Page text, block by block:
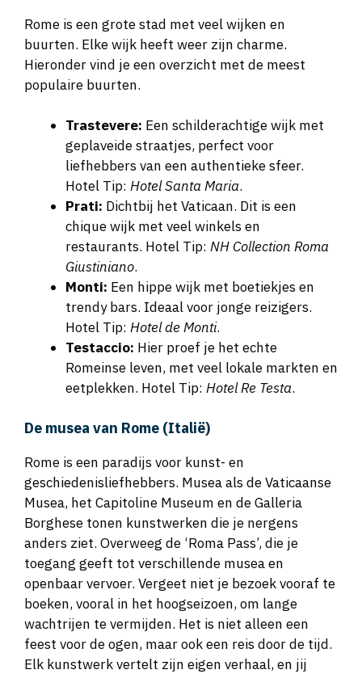
Rome is een grote stad met veel wijken en
buurten. Elke wijk heeft weer zijn charme.
Hieronder vind je een overzicht met de meest
populaire buurten.
Trastevere: Een schilderachtige wijk met
geplaveide straatjes, perfect voor
liefhebbers van een authentieke sfeer.
Hotel Tip: Hotel Santa Maria.
Prati: Dichtbij het Vaticaan. Dit is een
chique wijk met veel winkels en
restaurants. Hotel Tip: NH Collection Roma
Giustiniano.
Monti: Een hippe wijk met boetiekjes en
trendy bars. Ideaal voor jonge reizigers.
Hotel Tip: Hotel de Monti.
Testaccio: Hier proef je het echte
Romeinse leven, met veel lokale markten en
eetplekken. Hotel Tip: Hotel Re Testa.
De musea van Rome (Italië)
Rome is een paradijs voor kunst- en
geschiedenisliefhebbers. Musea als de Vaticaanse
Musea, het Capitoline Museum en de Galleria
Borghese tonen kunstwerken die je nergens
anders ziet. Overweeg de ‘Roma Pass’, die je
toegang geeft tot verschillende musea en
openbaar vervoer. Vergeet niet je bezoek vooraf te
boeken, vooral in het hoogseizoen, om lange
wachtrijen te vermijden. Het is niet alleen een
feest voor de ogen, maar ook een reis door de tijd.
Elk kunstwerk vertelt zijn eigen verhaal, en jij